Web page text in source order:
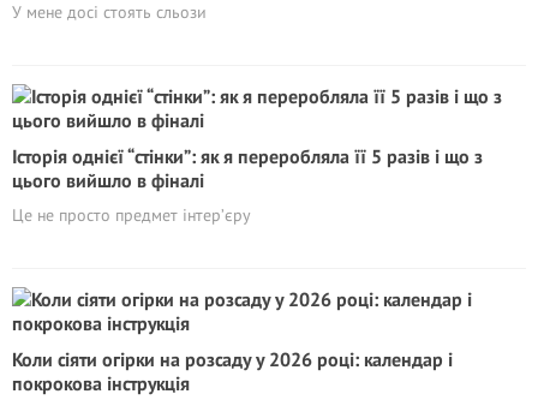
У мене досі стоять сльози
Історія однієї “стінки”: як я переробляла її 5 разів і що з
цього вийшло в фіналі
Це не просто предмет інтер’єру
Коли сіяти огірки на розсаду у 2026 році: календар і
покрокова інструкція